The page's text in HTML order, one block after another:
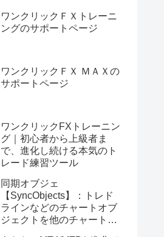
ワンクリックＦＸトレーニ
ングのサポートページ
ワンクリックＦＸ ＭＡＸの
サポートページ
ワンクリックFXトレーニン
グ｜初心者から上級者ま
で、進化し続ける本気のト
レード練習ツール
同期オブジェ
【SyncObjects】：トレド
ラインなどのチャートオブ
ジェクトを他のチャートに